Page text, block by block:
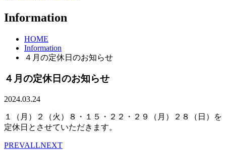
Information
HOME
Information
４月の定休日のお知らせ
４月の定休日のお知らせ
2024.03.24
１（月）２（火）８・１５・２２・２９（月）２８（日）を
定休日とさせていただきます。
PREVALLNEXT